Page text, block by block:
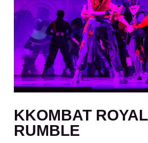
KKOMBAT ROYAL
RUMBLE